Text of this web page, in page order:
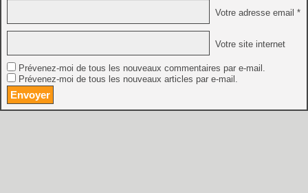
Votre adresse email *
Votre site internet
Prévenez-moi de tous les nouveaux commentaires par e-mail.
Prévenez-moi de tous les nouveaux articles par e-mail.